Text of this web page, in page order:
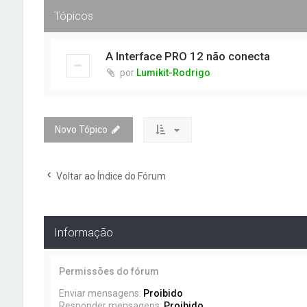
Tópicos
A Interface PRO 12 não conecta
por Lumikit-Rodrigo
Novo Tópico
Voltar ao Índice do Fórum
Informação
Permissões do fórum
Enviar mensagens: Proibido